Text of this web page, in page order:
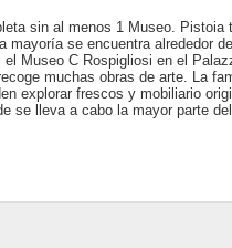
sin al menos 1 Museo. Pistoia
mayoría se encuentra alrededor
Museo C Rospigliosi en el
muchas obras de arte. La
explorar frescos y mobiliario
se lleva a cabo la mayor parte